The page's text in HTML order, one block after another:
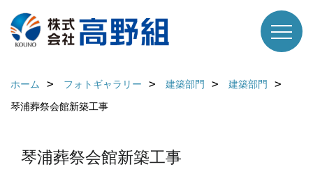
ホーム フォトギャラリー 建築部門
建築部門
琴浦葬祭会館新築工事
琴浦葬祭会館新築工事